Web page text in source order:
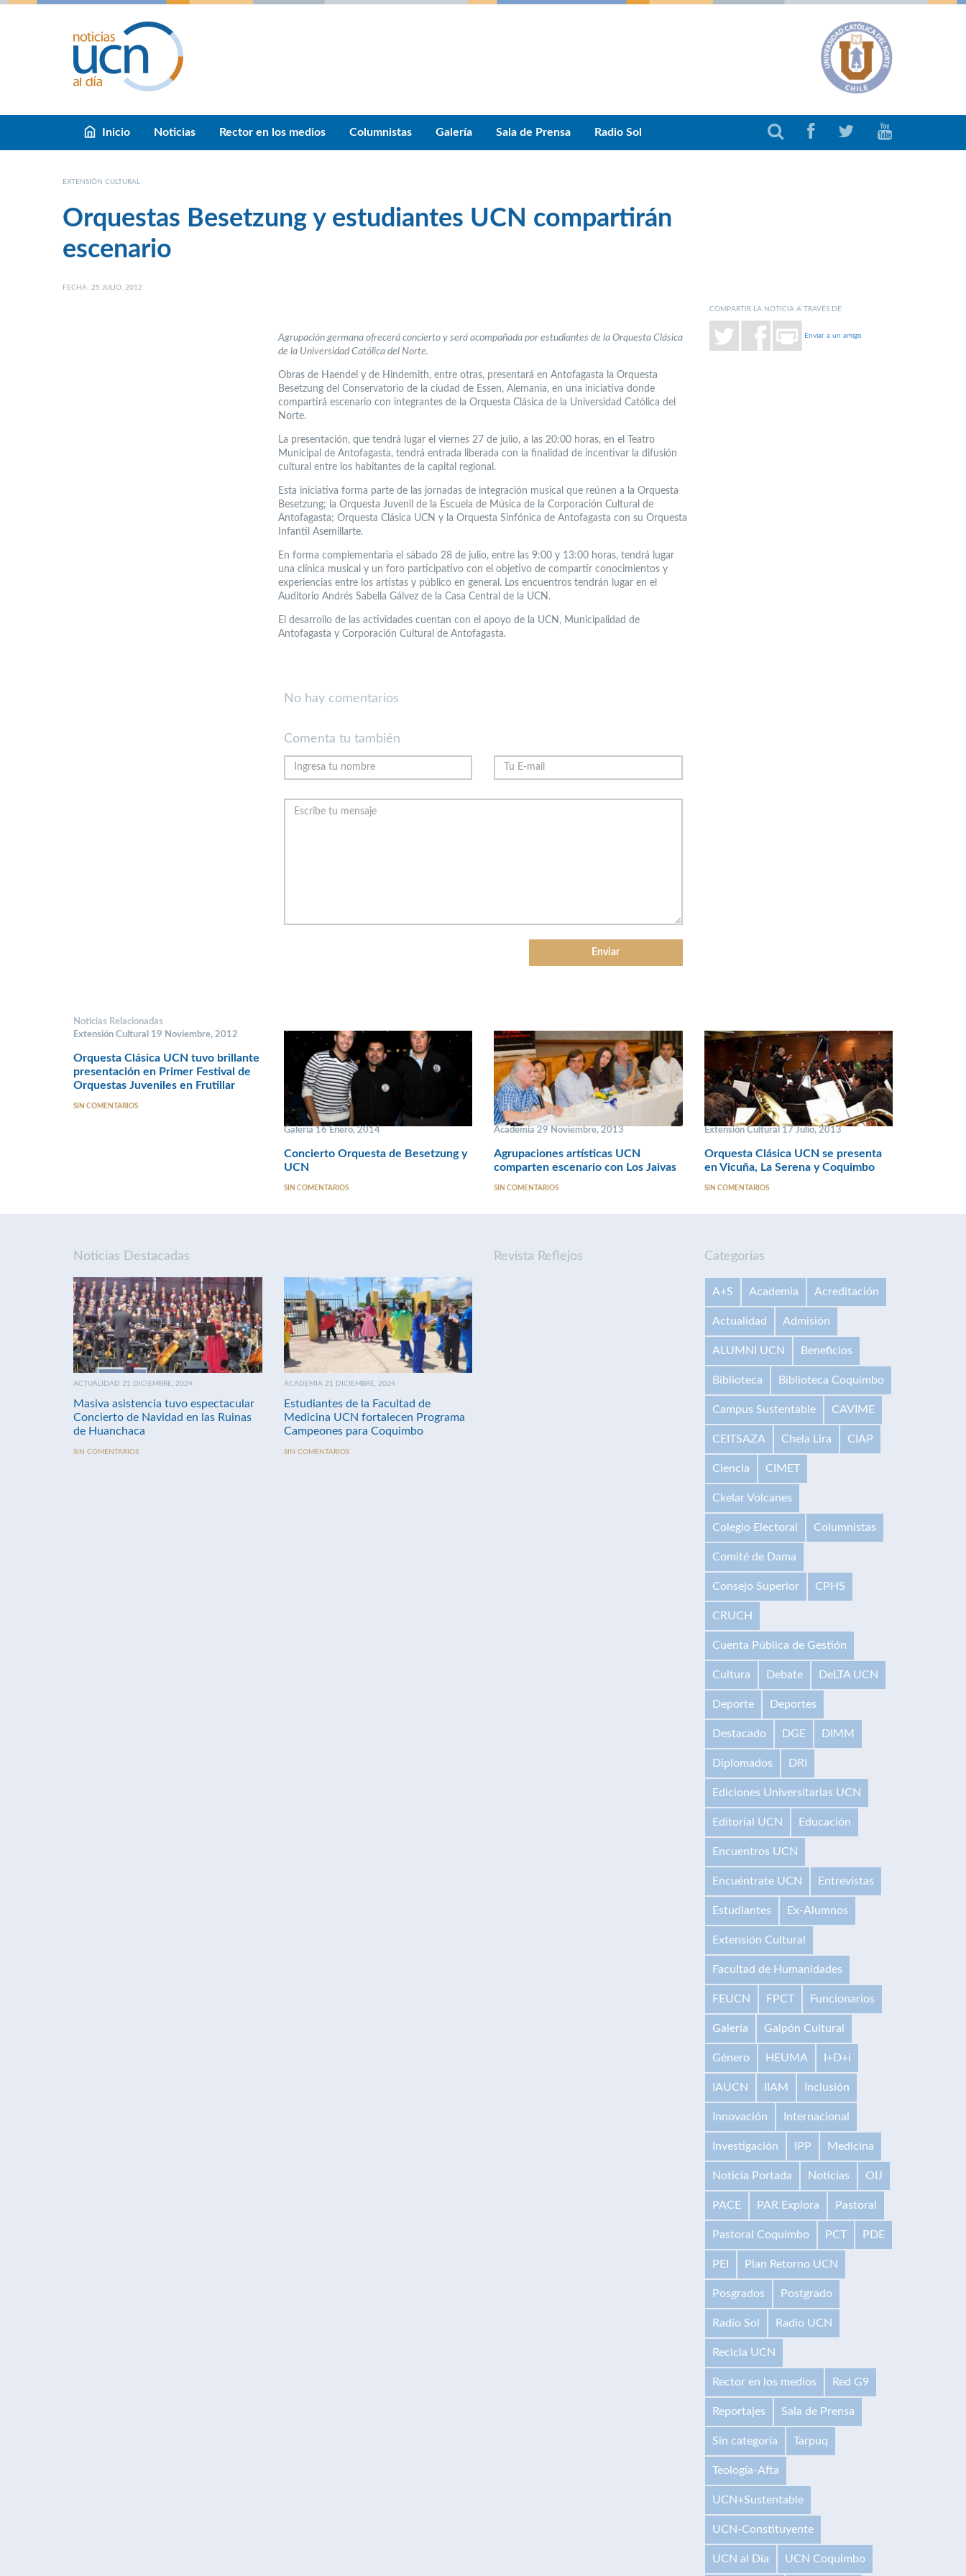
Inicio Noticias Rector en los medios Columnistas Galería Sala de Prensa Radio Sol
EXTENSIÓN CULTURAL
Orquestas Besetzung y estudiantes UCN compartirán
escenario
FECHA: 25 JULIO, 2012
Agrupación germana ofrecerá concierto y será acompañada por estudiantes de la Orquesta Clásica
de la Universidad Católica del Norte.
Obras de Haendel y de Hindemith, entre otras, presentará en Antofagasta la Orquesta
Besetzung del Conservatorio de la ciudad de Essen, Alemania, en una iniciativa donde
compartirá escenario con integrantes de la Orquesta Clásica de la Universidad Católica del
Norte.
La presentación, que tendrá lugar el viernes 27 de julio, a las 20:00 horas, en el Teatro
Municipal de Antofagasta, tendrá entrada liberada con la finalidad de incentivar la difusión
cultural entre los habitantes de la capital regional.
Esta iniciativa forma parte de las jornadas de integración musical que reúnen a la Orquesta
Besetzung; la Orquesta Juvenil de la Escuela de Música de la Corporación Cultural de
Antofagasta; Orquesta Clásica UCN y la Orquesta Sinfónica de Antofagasta con su Orquesta
Infantil Asemillarte.
En forma complementaria el sábado 28 de julio, entre las 9:00 y 13:00 horas, tendrá lugar
una clínica musical y un foro participativo con el objetivo de compartir conocimientos y
experiencias entre los artistas y público en general. Los encuentros tendrán lugar en el
Auditorio Andrés Sabella Gálvez de la Casa Central de la UCN.
El desarrollo de las actividades cuentan con el apoyo de la UCN, Municipalidad de
Antofagasta y Corporación Cultural de Antofagasta.
COMPARTIR LA NOTICIA A TRAVÉS DE:
Enviar a un amigo
No hay comentarios
Comenta tu también
Noticias Relacionadas
Extensión Cultural 19 Noviembre, 2012
Orquesta Clásica UCN tuvo brillante
presentación en Primer Festival de
Orquestas Juveniles en Frutillar
SIN COMENTARIOS
Galería 16 Enero, 2014
Concierto Orquesta de Besetzung y
UCN
SIN COMENTARIOS
Academia 29 Noviembre, 2013
Agrupaciones artísticas UCN
comparten escenario con Los Jaivas
SIN COMENTARIOS
Extensión Cultural 17 Julio, 2013
Orquesta Clásica UCN se presenta
en Vicuña, La Serena y Coquimbo
SIN COMENTARIOS
Noticias Destacadas
ACTUALIDAD 21 DICIEMBRE, 2024
Masiva asistencia tuvo espectacular
Concierto de Navidad en las Ruinas
de Huanchaca
SIN COMENTARIOS
ACADEMIA 21 DICIEMBRE, 2024
Estudiantes de la Facultad de
Medicina UCN fortalecen Programa
Campeones para Coquimbo
SIN COMENTARIOS
Revista Reflejos Categorías
A+S Academia Acreditación
Actualidad Admisión
ALUMNI UCN Beneficios
Biblioteca Biblioteca Coquimbo
Campus Sustentable CAVIME
CEITSAZA Chela Lira CIAP
Ciencia CIMET
Ckelar Volcanes
Colegio Electoral Columnistas
Comité de Dama
Consejo Superior CPHS
CRUCH
Cuenta Pública de Gestión
Cultura Debate DeLTA UCN
Deporte Deportes
Destacado DGE DIMM
Diplomados DRI
Ediciones Universitarias UCN
Editorial UCN Educación
Encuentros UCN
Encuéntrate UCN Entrevistas
Estudiantes Ex-Alumnos
Extensión Cultural
Facultad de Humanidades
FEUCN FPCT Funcionarios
Galería Galpón Cultural
Género HEUMA I+D+i
IAUCN IIAM Inclusión
Innovación Internacional
Investigación IPP Medicina
Noticia Portada Noticias OIJ
PACE PAR Explora Pastoral
Pastoral Coquimbo PCT PDE
PEI Plan Retorno UCN
Posgrados Postgrado
Radio Sol Radio UCN
Recicla UCN
Rector en los medios Red G9
Reportajes Sala de Prensa
Sin categoría Tarpuq
Teología-Afta
UCN+Sustentable
UCN-Constituyente
UCN al Día UCN Coquimbo